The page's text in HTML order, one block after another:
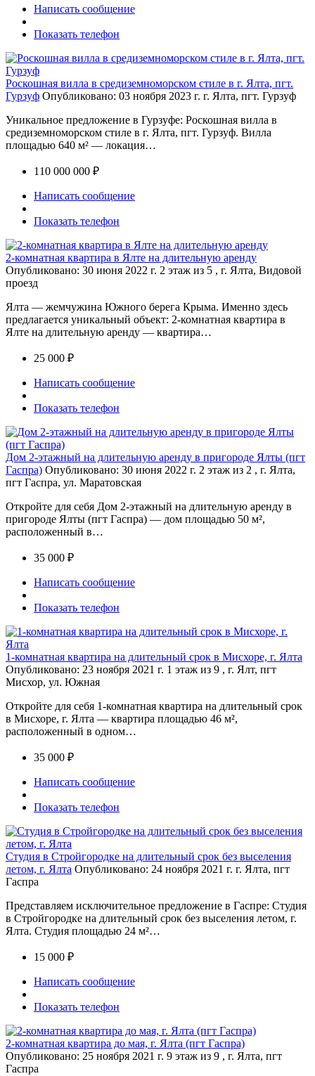
Написать сообщение
Показать телефон
Роскошная вилла в средиземноморском стиле в г. Ялта, пгт.
Гурзуф Опубликовано: 03 ноября 2023 г. г. Ялта, пгт. Гурзуф
Уникальное предложение в Гурзуфе: Роскошная вилла в
средиземноморском стиле в г. Ялта, пгт. Гурзуф. Вилла
площадью 640 м² — локация…
110 000 000 ₽
Написать сообщение
Показать телефон
2-комнатная квартира в Ялте на длительную аренду
Опубликовано: 30 июня 2022 г. 2 этаж из 5 , г. Ялта, Видовой
проезд
Ялта — жемчужина Южного берега Крыма. Именно здесь
предлагается уникальный объект: 2-комнатная квартира в
Ялте на длительную аренду — квартира…
25 000 ₽
Написать сообщение
Показать телефон
Дом 2-этажный на длительную аренду в пригороде Ялты (пгт
Гаспра) Опубликовано: 30 июня 2022 г. 2 этаж из 2 , г. Ялта,
пгт Гаспра, ул. Маратовская
Откройте для себя Дом 2-этажный на длительную аренду в
пригороде Ялты (пгт Гаспра) — дом площадью 50 м²,
расположенный в…
35 000 ₽
Написать сообщение
Показать телефон
1-комнатная квартира на длительный срок в Мисхоре, г. Ялта
Опубликовано: 23 ноября 2021 г. 1 этаж из 9 , г. Ялт, пгт
Мисхор, ул. Южная
Откройте для себя 1-комнатная квартира на длительный срок
в Мисхоре, г. Ялта — квартира площадью 46 м²,
расположенный в одном…
35 000 ₽
Написать сообщение
Показать телефон
Студия в Стройгородке на длительный срок без выселения
летом, г. Ялта Опубликовано: 24 ноября 2021 г. г. Ялта, пгт
Гаспра
Представляем исключительное предложение в Гаспре: Студия
в Стройгородке на длительный срок без выселения летом, г.
Ялта. Студия площадью 24 м²…
15 000 ₽
Написать сообщение
Показать телефон
2-комнатная квартира до мая, г. Ялта (пгт Гаспра)
Опубликовано: 25 ноября 2021 г. 9 этаж из 9 , г. Ялта, пгт
Гаспра